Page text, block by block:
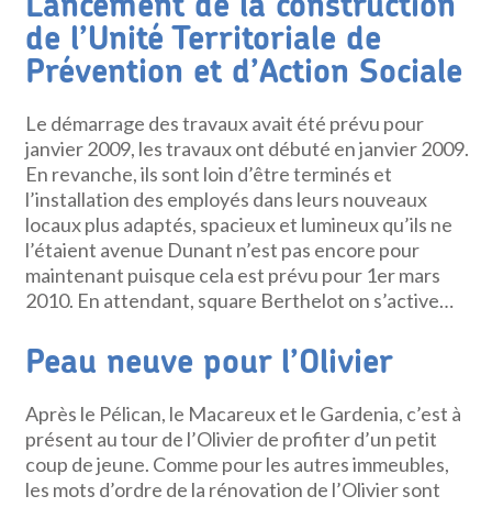
Lancement de la construction
de l’Unité Territoriale de
Prévention et d’Action Sociale
Le démarrage des travaux avait été prévu pour
janvier 2009, les travaux ont débuté en janvier 2009.
En revanche, ils sont loin d’être terminés et
l’installation des employés dans leurs nouveaux
locaux plus adaptés, spacieux et lumineux qu’ils ne
l’étaient avenue Dunant n’est pas encore pour
maintenant puisque cela est prévu pour 1er mars
2010. En attendant, square Berthelot on s’active…
Peau neuve pour l’Olivier
Après le Pélican, le Macareux et le Gardenia, c’est à
présent au tour de l’Olivier de profiter d’un petit
coup de jeune. Comme pour les autres immeubles,
les mots d’ordre de la rénovation de l’Olivier sont